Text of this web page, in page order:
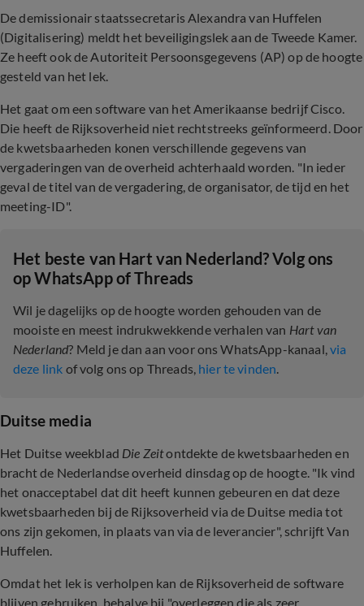
De demissionair staatssecretaris Alexandra van Huffelen
(Digitalisering) meldt het beveiligingslek aan de Tweede Kamer.
Ze heeft ook de Autoriteit Persoonsgegevens (AP) op de hoogte
gesteld van het lek.
Het gaat om een software van het Amerikaanse bedrijf Cisco.
Die heeft de Rijksoverheid niet rechtstreeks geïnformeerd. Door
de kwetsbaarheden konen verschillende gegevens van
vergaderingen van de overheid achterhaald worden. "In ieder
geval de titel van de vergadering, de organisator, de tijd en het
meeting-ID".
Het beste van Hart van Nederland? Volg ons
op WhatsApp of Threads
Wil je dagelijks op de hoogte worden gehouden van de
mooiste en meest indrukwekkende verhalen van Hart van
Nederland? Meld je dan aan voor ons WhatsApp-kanaal,via
deze link of volg ons op Threads, hier te vinden.
Duitse media
Het Duitse weekblad Die Zeitontdekte de kwetsbaarheden en
bracht de Nederlandse overheid dinsdag op de hoogte. "Ik vind
het onacceptabel dat dit heeft kunnen gebeuren en dat deze
kwetsbaarheden bij de Rijksoverheid via de Duitse media tot
ons zijn gekomen, in plaats van via de leverancier", schrijft Van
Huffelen.
Omdat het lek is verholpen kan de Rijksoverheid de software
blijven gebruiken, behalve bij "overleggen die als zeer